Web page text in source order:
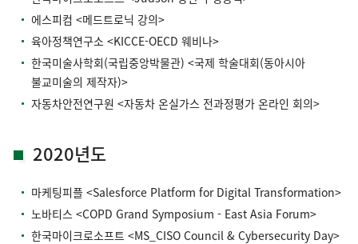
에스피컴 <메드트로닉 강의>
육아정책연구소 <KICCE-OECD 웨비나>
한국미술사학회(국립중앙박물관) <국제 학술대회(동아시아
불교미술의 제작자)>
자동차안전연구원 <자동차 온실가스 전과정평가 온라인 회의>
2020년도
마케팅피플 <Salesforce Platform for Digital Transformation>
노바티스 <COPD Grand Symposium - East Asia Forum>
한국마이크로소프트 <MS_CISO Council & Cybersecurity Day>